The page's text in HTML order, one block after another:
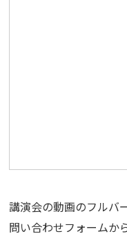
講演会の動画のフルバ
問い合わせフォームか